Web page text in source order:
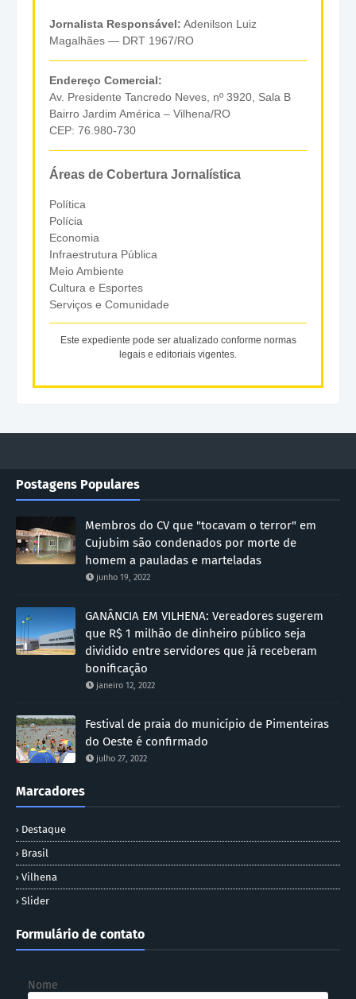
Jornalista Responsável: Adenilson Luiz
Magalhães — DRT 1967/RO
Endereço Comercial:
Av. Presidente Tancredo Neves, nº 3920, Sala B
Bairro Jardim América – Vilhena/RO
CEP: 76.980-730
Áreas de Cobertura Jornalística
Política
Polícia
Economia
Infraestrutura Pública
Meio Ambiente
Cultura e Esportes
Serviços e Comunidade
Este expediente pode ser atualizado conforme normas
legais e editoriais vigentes.
Postagens Populares
Membros do CV que "tocavam o terror" em
Cujubim são condenados por morte de
homem a pauladas e marteladas
junho 19, 2022
GANÂNCIA EM VILHENA: Vereadores sugerem
que R$ 1 milhão de dinheiro público seja
dividido entre servidores que já receberam
bonificação
janeiro 12, 2022
Festival de praia do município de Pimenteiras
do Oeste é confirmado
julho 27, 2022
Marcadores
Destaque
Brasil
Vilhena
Slider
Formulário de contato
Nome